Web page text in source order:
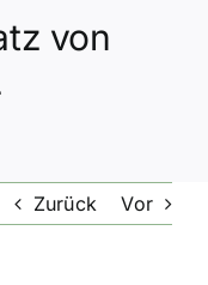
von
Zurück Vor